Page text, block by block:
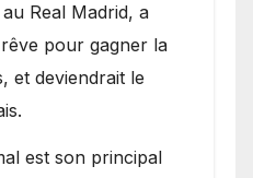
Real Madrid, a
pour gagner la
et deviendrait le
est son principal